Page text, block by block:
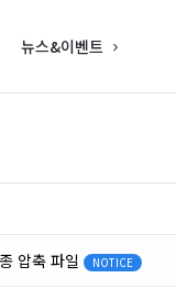
뉴스&이벤트
압축 파일 NOTICE